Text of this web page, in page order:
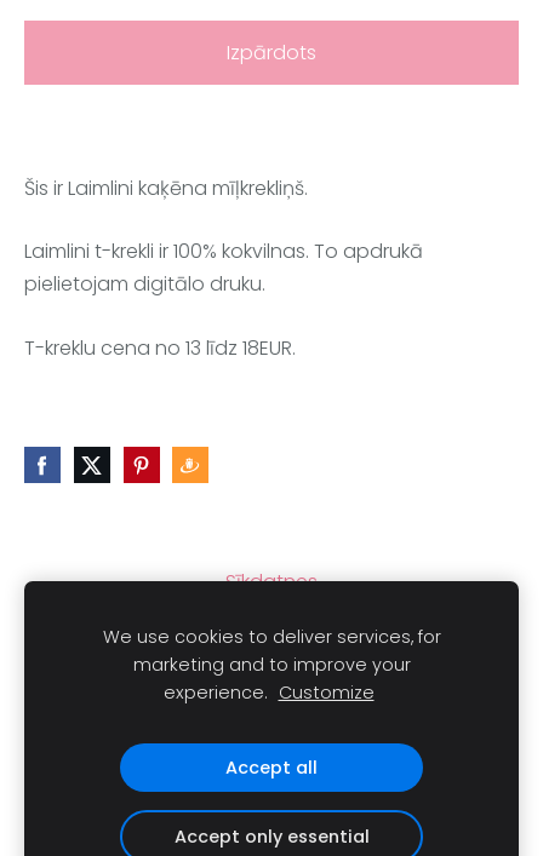
Izpārdots
Šis ir Laimlini kaķēna mīļkrekliņš.
Laimlini t-krekli ir 100% kokvilnas. To apdrukā
pielietojam digitālo druku.
T-kreklu cena no 13 līdz 18EUR.
Sīkdatnes
Autortiesības © 2021 LAIMLINI Visas tiesības aizsargātas.
We use cookies to deliver services, for
marketing and to improve your
experience. Customize
Accept all
Accept only essential